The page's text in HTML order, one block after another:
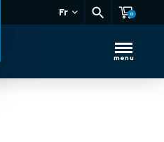
Fr 0
menu